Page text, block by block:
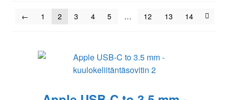
Yhteydenotto
← 1 2 3 4 5 … 12 13 14